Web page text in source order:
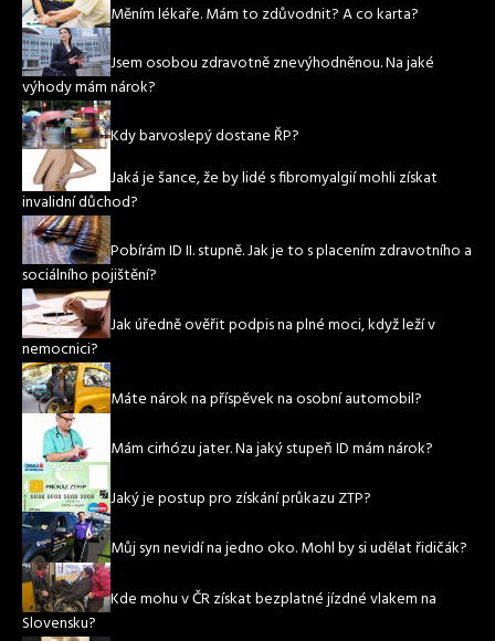
Měním lékaře. Mám to zdůvodnit? A co karta?
Jsem osobou zdravotně znevýhodněnou. Na jaké
výhody mám nárok?
Kdy barvoslepý dostane ŘP?
Jaká je šance, že by lidé s fibromyalgií mohli získat
invalidní důchod?
Pobírám ID II. stupně. Jak je to s placením zdravotního a
sociálního pojištění?
Jak úředně ověřit podpis na plné moci, když leží v
nemocnici?
Máte nárok na příspěvek na osobní automobil?
Mám cirhózu jater. Na jaký stupeň ID mám nárok?
Jaký je postup pro získání průkazu ZTP?
Můj syn nevidí na jedno oko. Mohl by si udělat řidičák?
Kde mohu v ČR získat bezplatné jízdné vlakem na
Slovensku?